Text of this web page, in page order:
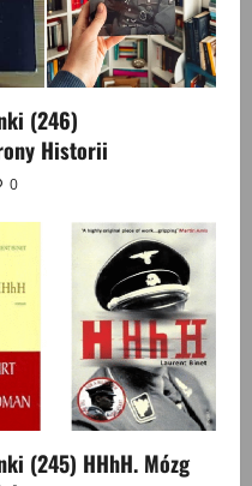
(246)
Historii
0
(245) HHhH. Mózg